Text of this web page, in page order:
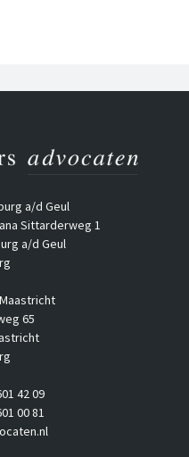
a/d Geul
Sittarderweg 1
a/d Geul
65
42 09
00 81